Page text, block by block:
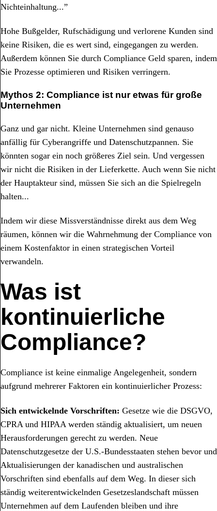
Nichteinhaltung...”
Hohe Bußgelder, Rufschädigung und verlorene Kunden sind
keine Risiken, die es wert sind, eingegangen zu werden.
Außerdem können Sie durch Compliance Geld sparen, indem
Sie Prozesse optimieren und Risiken verringern.
Mythos 2: Compliance ist nur etwas für große
Unternehmen
Ganz und gar nicht. Kleine Unternehmen sind genauso
anfällig für Cyberangriffe und Datenschutzpannen. Sie
könnten sogar ein noch größeres Ziel sein. Und vergessen
wir nicht die Risiken in der Lieferkette. Auch wenn Sie nicht
der Hauptakteur sind, müssen Sie sich an die Spielregeln
halten...
Indem wir diese Missverständnisse direkt aus dem Weg
räumen, können wir die Wahrnehmung der Compliance von
einem Kostenfaktor in einen strategischen Vorteil
verwandeln.
Was ist
kontinuierliche
Compliance?
Compliance ist keine einmalige Angelegenheit, sondern
aufgrund mehrerer Faktoren ein kontinuierlicher Prozess:
Sich entwickelnde Vorschriften: Gesetze wie die DSGVO,
CPRA und HIPAA werden ständig aktualisiert, um neuen
Herausforderungen gerecht zu werden. Neue
Datenschutzgesetze der U.S.-Bundesstaaten stehen bevor und
Aktualisierungen der kanadischen und australischen
Vorschriften sind ebenfalls auf dem Weg. In dieser sich
ständig weiterentwickelnden Gesetzeslandschaft müssen
Unternehmen auf dem Laufenden bleiben und ihre